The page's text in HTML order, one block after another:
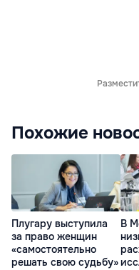
Похожие
Плугару выступила
за право женщин
«самостоятельно
решать свою судьбу»
В